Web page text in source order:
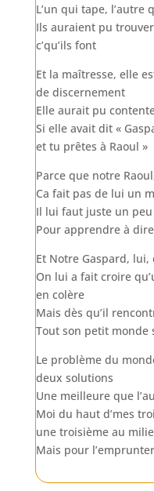
L’un qui tape, l’autre
Ils auraient pu
c’qu’ils font
Et la maîtresse, elle
de discernement
Elle aurait pu
Si elle avait dit «
et tu prêtes à Raoul »
Parce que notre
Ca fait pas de lui un
Il lui faut juste un
Pour apprendre à
Et Notre Gaspard, lui,
On lui a fait croire
en colère
Mais dès qu’il
Tout son petit monde
Le problème du
deux solutions
Une meilleure que
Moi du haut d’mes
une troisième au
Mais pour